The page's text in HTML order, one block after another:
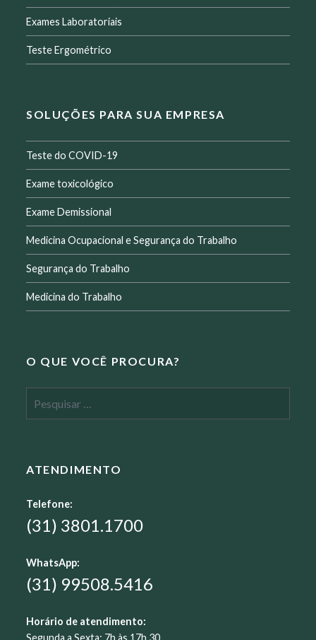
Exames Laboratoriais
Teste Ergométrico
SOLUÇÕES PARA SUA EMPRESA
Teste do COVID-19
Exame toxicológico
Exame Demissional
Medicina Ocupacional e Segurança do Trabalho
Segurança do Trabalho
Medicina do Trabalho
O QUE VOCÊ PROCURA?
por:
ATENDIMENTO
Telefone:
(31) 3801.1700
WhatsApp:
(31) 99508.5416
Horário de atendimento:
Segunda a Sexta: 7h às 17h 30